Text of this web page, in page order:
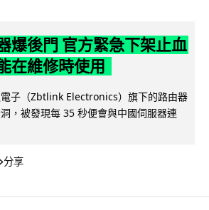
爆後門 官方緊急下架止血
在維修時使用
子（Zbtlink Electronics）旗下的路由器
，被發現每 35 秒便會與中國伺服器連
分享